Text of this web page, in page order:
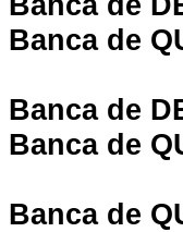
Banca de
Banca de
Banca de
Banca de